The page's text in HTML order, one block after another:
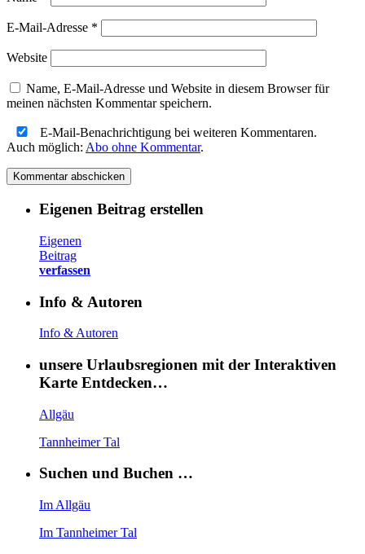
E-Mail-Adresse *
Website
Name, E-Mail-Adresse und Website in diesem Browser für
meinen nächsten Kommentar speichern.
E-Mail-Benachrichtigung bei weiteren Kommentaren.
Auch möglich: Abo ohne Kommentar.
Eigenen Beitrag erstellen
Eigenen
Beitrag
verfassen
Info & Autoren
Info & Autoren
unsere Urlaubsregionen mit der Interaktiven
Karte Entdecken…
Allgäu
Tannheimer Tal
Suchen und Buchen …
Im Allgäu
Im Tannheimer Tal